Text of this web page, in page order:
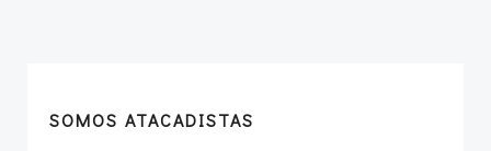
SOMOS ATACADISTAS